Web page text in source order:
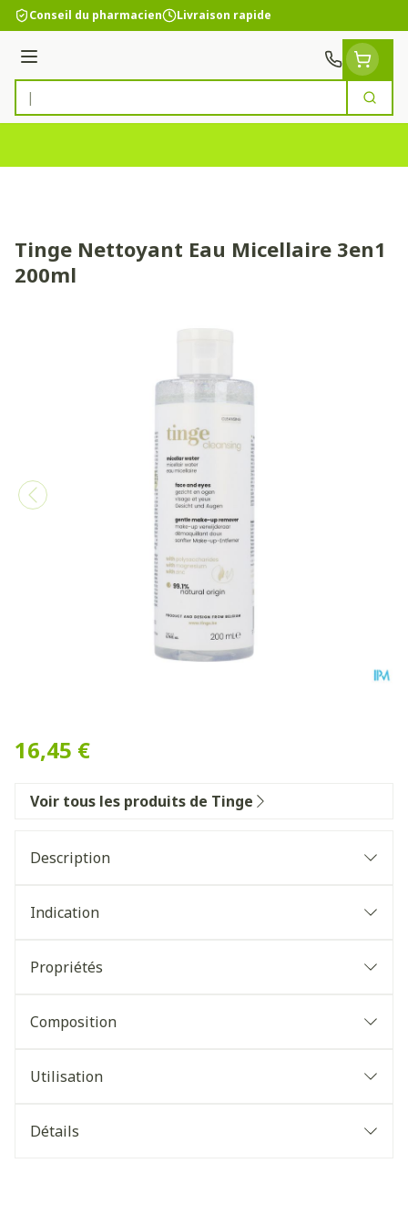
Aller au contenu
Conseil du pharmacien Livraison rapide
Menu
Rechercher
Tinge Nettoyant Eau Micellaire 3en1
200ml
16,45 €
Voir tous les produits de Tinge
Description
Indication
Propriétés
Composition
Utilisation
Détails